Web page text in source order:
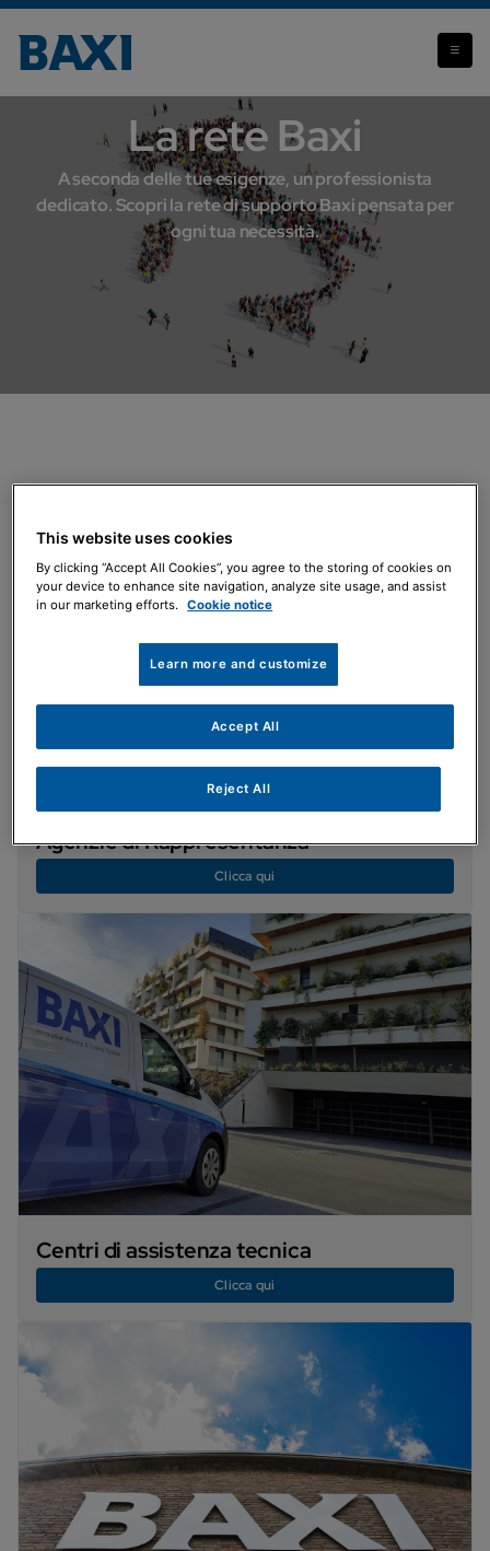
La rete Baxi
La rete Baxi
A seconda delle tue esigenze, un professionista
dedicato. Scopri la rete di supporto Baxi pensata per
ogni tua necessità.
Agenzie di Rappresentanza
Clicca qui
Centri di assistenza tecnica
Clicca qui
This website uses cookies
By clicking “Accept All Cookies”, you agree to the storing of cookies on
your device to enhance site navigation, analyze site usage, and assist
in our marketing efforts.
Cookie notice
Learn more and customize
Reject All
Accept All